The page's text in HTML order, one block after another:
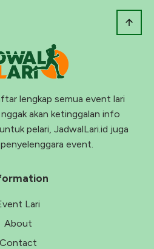
lengkap semua event lari
akan ketinggalan info
pelari, JadwalLari.id juga
event.
Lari
About
Contact